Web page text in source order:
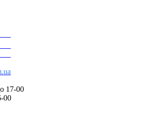
17-00
00